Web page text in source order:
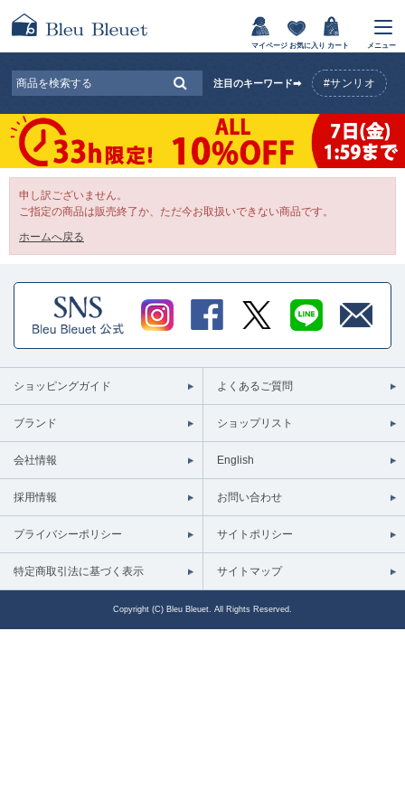
マイページ お気に入り カート メニュー
注目のキーワード➡ #サンリオ
申し訳ございません。
ご指定の商品は販売終了か、ただ今お取扱いできない商品です。
ホームへ戻る
ショッピングガイド よくあるご質問
ブランド ショップリスト
会社情報 English
採用情報 お問い合わせ
プライバシーポリシー サイトポリシー
特定商取引法に基づく表示 サイトマップ
Copyright (C) Bleu Bleuet. All Rights Reserved.